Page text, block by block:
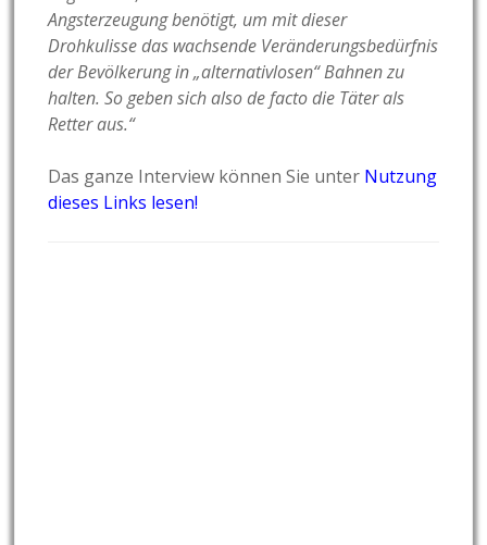
Angsterzeugung benötigt, um mit dieser
Drohkulisse das wachsende Veränderungsbedürfnis
der Bevölkerung in „alternativlosen“ Bahnen zu
halten. So geben sich also de facto die Täter als
Retter aus.“
Das ganze Interview können Sie unter Nutzung
dieses Links lesen!